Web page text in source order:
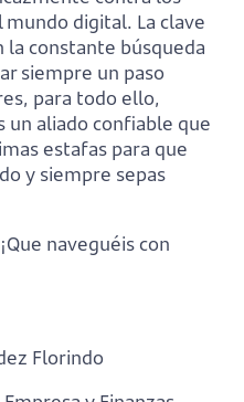
mundo digital. La clave
la constante búsqueda
siempre un paso
para todo ello,
un aliado confiable que
estafas para que
y siempre sepas
naveguéis con
Florindo